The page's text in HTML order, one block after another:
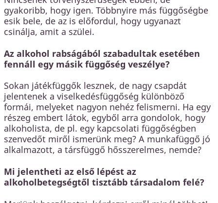
gyakoribb, hogy igen. Többnyire más függőségbe
esik bele, de az is előfordul, hogy ugyanazt
csinálja, amit a szülei.
Az alkohol rabságából szabadultak esetében
fennáll egy másik függőség veszélye?
Sokan játékfüggők lesznek, de nagy csapdát
jelentenek a viselkedésfüggőség különböző
formái, melyeket nagyon nehéz felismerni. Ha egy
részeg embert látok, egyből arra gondolok, hogy
alkoholista, de pl. egy kapcsolati függőségben
szenvedőt miről ismerünk meg? A munkafüggő jó
alkalmazott, a társfüggő hősszerelmes, nemde?
Mi jelentheti az első lépést az
alkoholbetegségtől tisztább társadalom felé?